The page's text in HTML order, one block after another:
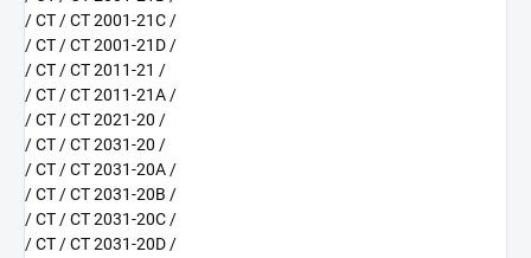
/ CT / CT 2001-21C /
/ CT / CT 2001-21D /
/ CT / CT 2011-21 /
/ CT / CT 2011-21A /
/ CT / CT 2021-20 /
/ CT / CT 2031-20 /
/ CT / CT 2031-20A /
/ CT / CT 2031-20B /
/ CT / CT 2031-20C /
/ CT / CT 2031-20D /